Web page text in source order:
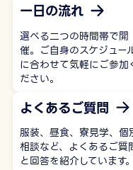
一日の流れ
選べる二つの時間帯で開
催。ご自身のスケジュー
に合わせて気軽にご参加
ださい。
よくあるご質問
服装、昼食、寮見学、個
相談など、よくあるご質
と回答を紹介しています。